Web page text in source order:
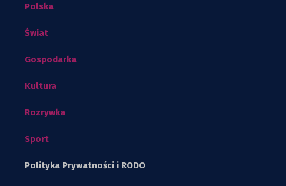
Polska
Świat
Gospodarka
Kultura
Rozrywka
Sport
Polityka Prywatności i RODO